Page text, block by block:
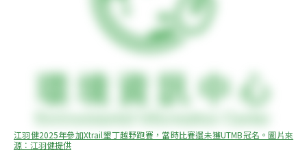
江羽健2025年參加Xtrail墾丁越野跑賽，當時比賽還未獲UTMB冠名。圖片來
源︰江羽健提供